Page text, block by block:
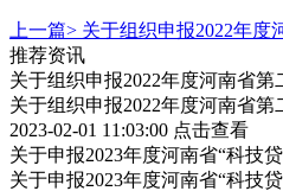
上一篇> 关于组织申报2022年度
推荐资讯
关于组织申报2022年度河南省
关于组织申报2022年度河南省
2023-02-01 11:03:00 点击查看
关于申报2023年度河南省“科技
关于申报2023年度河南省“科技